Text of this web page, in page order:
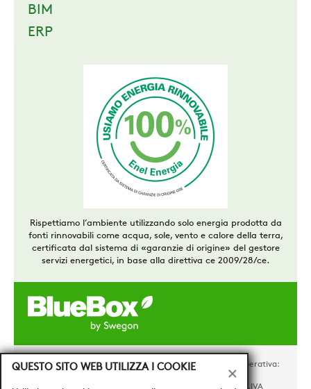
BIM
ERP
Rispettiamo l’ambiente utilizzando solo energia prodotta da
fonti rinnovabili come acqua, sole, vento e calore della terra,
certificata dal sistema di «garanzie di origine» del gestore
servizi energetici, in base alla direttiva ce 2009/28/ce.
Swegon Operations s.r.l. a socio unico - Sede legale e operativa:
via Valletta, 5 – 30010 Cantarana di Cona (VE)
Tel. +39 0426 921111 - Cap. Soc. € 1.500.000,00 i.v - P.IVA
QUESTO SITO WEB UTILIZZA I COOKIE